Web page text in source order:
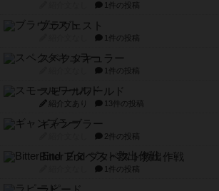
1件の投稿
ブラヴェスト
1件の投稿
スペクタキュラー
1件の投稿
スモールワールド
紹介文あり 13件の投稿
ギャンブラー
2件の投稿
Bitter End ブタペスト救出作戦
1件の投稿